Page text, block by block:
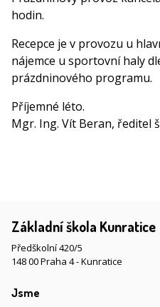
hodin.
Recepce je v provozu u
nájemce u sportovní haly
prázdninového programu.
Příjemné léto.
Mgr. Ing. Vít Beran, ředitel
Základní škola Kunratice
Předškolní 420/5
148 00 Praha 4 - Kunratice
Jsme